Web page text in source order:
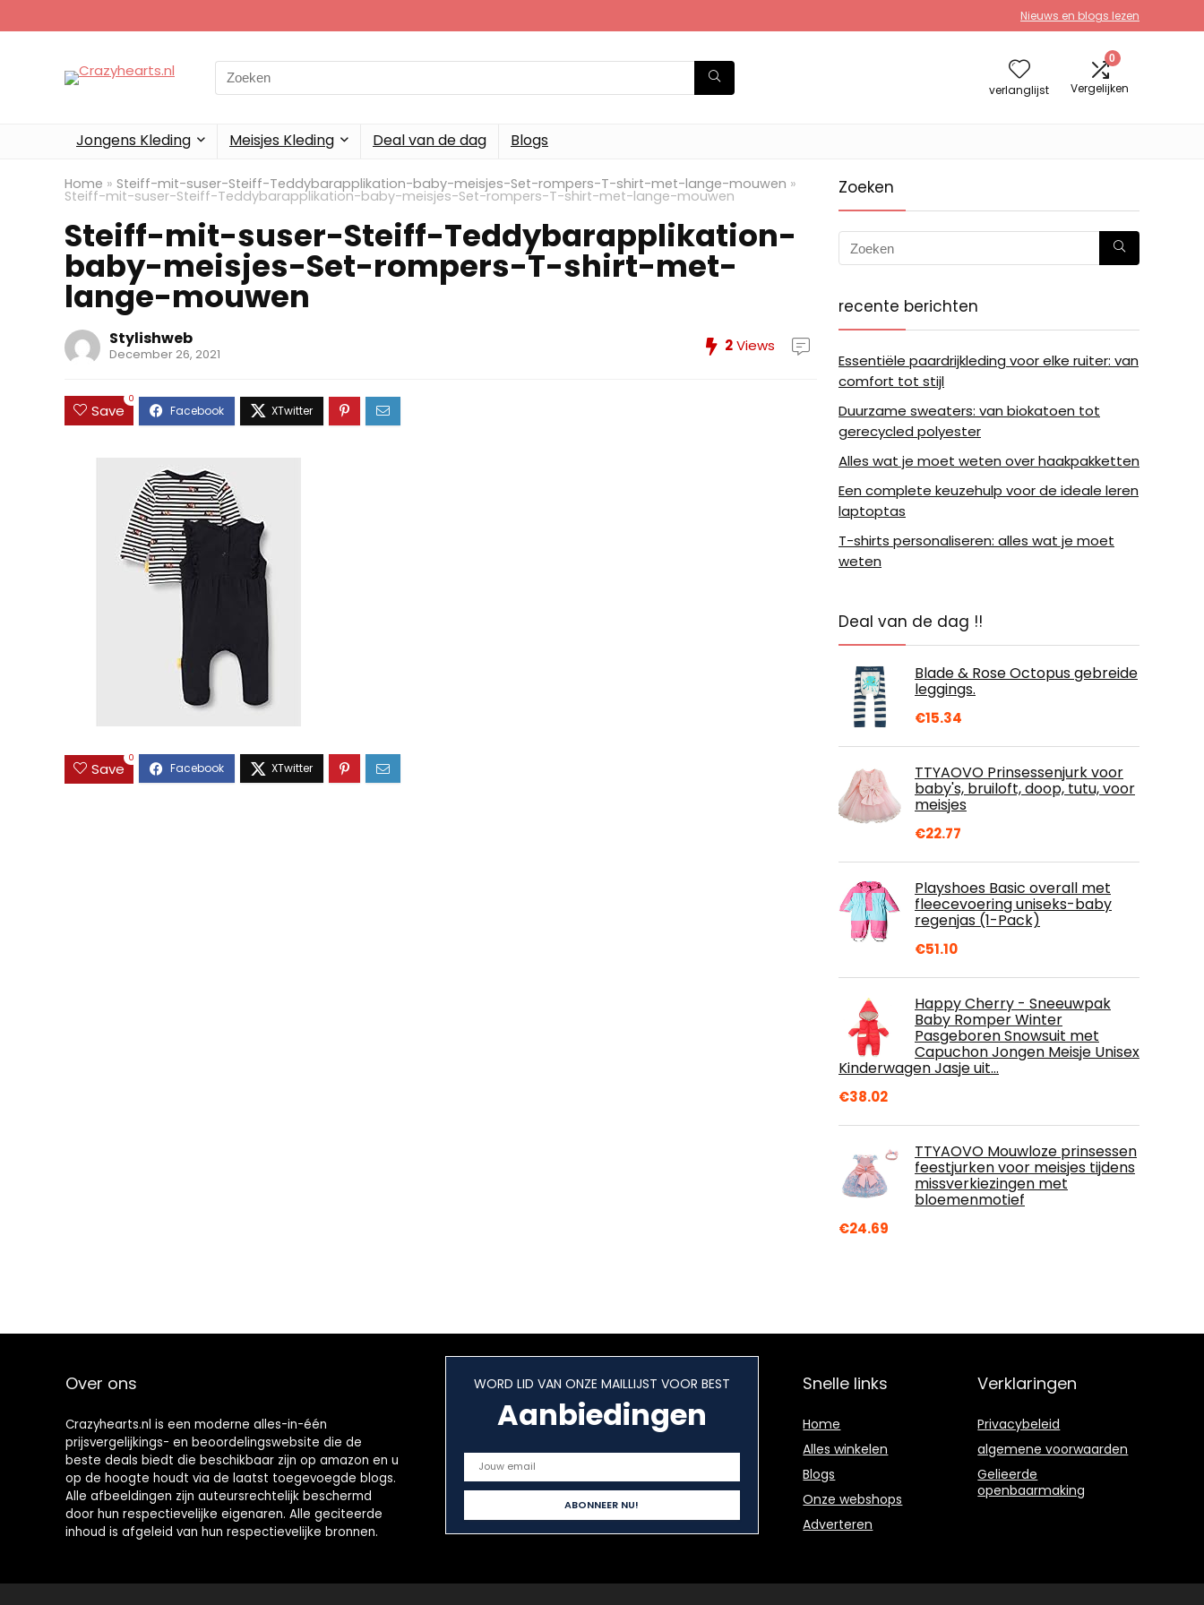
Nieuws en blogs lezen
Search
for:
verlanglijst
0
Vergelijken
Jongens Kleding Meisjes Kleding Deal van de dag Blogs
Home » Steiff-mit-suser-Steiff-Teddybarapplikation-baby-meisjes-Set-rompers-T-shirt-met-lange-mouwen »
Steiff-mit-suser-Steiff-Teddybarapplikation-baby-meisjes-Set-rompers-T-shirt-met-lange-mouwen
Steiff-mit-suser-Steiff-Teddybarapplikation-
baby-meisjes-Set-rompers-T-shirt-met-
lange-mouwen
Stylishweb
December 26, 2021 2Views
Save
0
Save
0
Zoeken
recente berichten
Essentiële paardrijkleding voor elke ruiter: van
comfort tot stijl
Duurzame sweaters: van biokatoen tot
gerecycled polyester
Alles wat je moet weten over haakpakketten
Een complete keuzehulp voor de ideale leren
laptoptas
T-shirts personaliseren: alles wat je moet
weten
Deal van de dag !!
Blade & Rose Octopus gebreide
leggings.
€15.34
TTYAOVO Prinsessenjurk voor
baby's, bruiloft, doop, tutu, voor
meisjes
€22.77
Playshoes Basic overall met
fleecevoering uniseks-baby
regenjas (1-Pack)
€51.10
Happy Cherry - Sneeuwpak
Baby Romper Winter
Pasgeboren Snowsuit met
Capuchon Jongen Meisje Unisex
Kinderwagen Jasje uit…
€38.02
TTYAOVO Mouwloze prinsessen
feestjurken voor meisjes tijdens
missverkiezingen met
bloemenmotief
€24.69
Over ons
Crazyhearts.nl is een moderne alles-in-één
prijsvergelijkings- en beoordelingswebsite die de
beste deals biedt die beschikbaar zijn op amazon en u
op de hoogte houdt via de laatst toegevoegde blogs.
Alle afbeeldingen zijn auteursrechtelijk beschermd
door hun respectievelijke eigenaren. Alle geciteerde
inhoud is afgeleid van hun respectievelijke bronnen.
WORD LID VAN ONZE MAILLIJST VOOR BEST
Aanbiedingen
Snelle links
Home
Alles winkelen
Blogs
Onze webshops
Adverteren
Verklaringen
Privacybeleid
algemene voorwaarden
Gelieerde
openbaarmaking